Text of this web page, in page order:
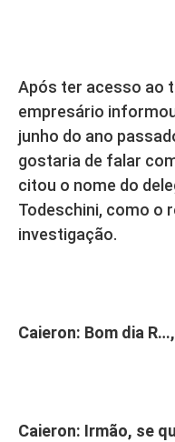
Após ter acesso ao
empresário
junho do ano
gostaria de falar
citou o nome do
Todeschini, como o
investigação.
Caieron: Bom dia
Caieron: Irmão, se